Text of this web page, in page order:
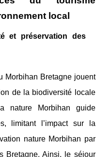
local
et préservation des
Morbihan Bretagne jouent
de la biodiversité locale
nature Morbihan guide
limitant l’impact sur la
nature Morbihan par
Bretagne. Ainsi, le séjour